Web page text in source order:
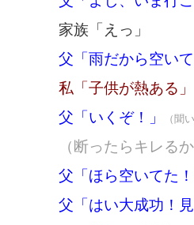
家族「えっ」
父「雨だから空いて
私「子供が熱ある」
父「いくぞ！」
（聞
（断ったらキレる
父「ほら空いてた！
父「はい大成功！